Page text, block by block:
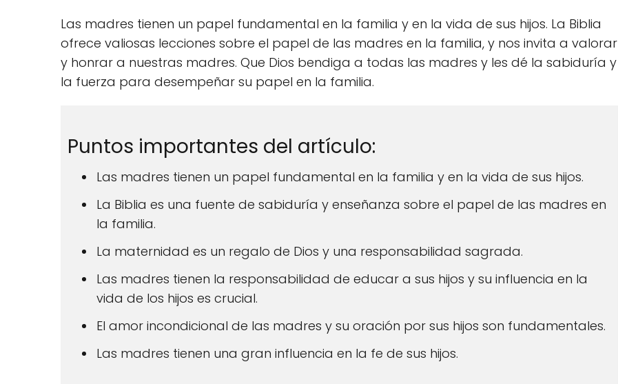
Las madres tienen un papel fundamental en la familia y en la vida de sus hijos. La Biblia
ofrece valiosas lecciones sobre el papel de las madres en la familia, y nos invita a valorar
y honrar a nuestras madres. Que Dios bendiga a todas las madres y les dé la sabiduría y
la fuerza para desempeñar su papel en la familia.
Puntos importantes del artículo:
Las madres tienen un papel fundamental en la familia y en la vida de sus hijos.
La Biblia es una fuente de sabiduría y enseñanza sobre el papel de las madres en
la familia.
La maternidad es un regalo de Dios y una responsabilidad sagrada.
Las madres tienen la responsabilidad de educar a sus hijos y su influencia en la
vida de los hijos es crucial.
El amor incondicional de las madres y su oración por sus hijos son fundamentales.
Las madres tienen una gran influencia en la fe de sus hijos.